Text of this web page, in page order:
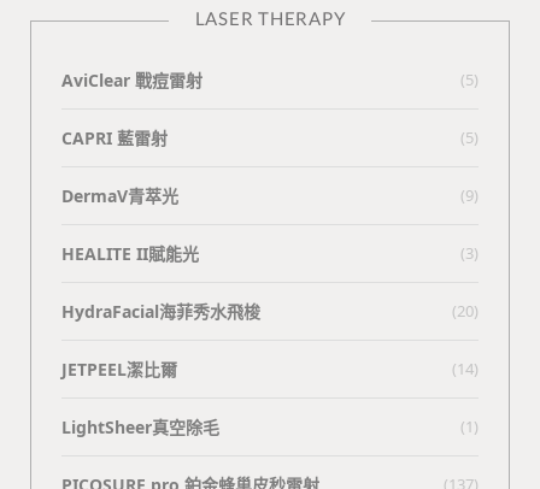
LASER THERAPY
AviClear 戰痘雷射 (5)
CAPRI 藍雷射 (5)
DermaV青萃光 (9)
HEALITE II賦能光 (3)
HydraFacial海菲秀水飛梭 (20)
JETPEEL潔比爾 (14)
LightSheer真空除毛 (1)
PICOSURE pro 鉑金蜂巢皮秒雷射 (137)